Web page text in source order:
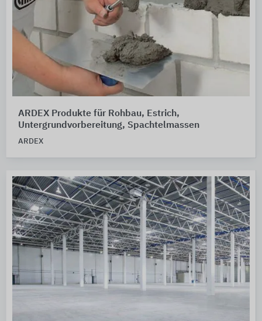
ARDEX Produkte für Rohbau, Estrich,
Untergrundvorbereitung, Spachtelmassen
ARDEX